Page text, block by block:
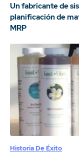
Un fabricante de
planificación de
MRP
Historia De Éxito